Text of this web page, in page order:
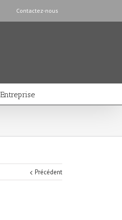
Contactez-nous
Entreprise
Précédent